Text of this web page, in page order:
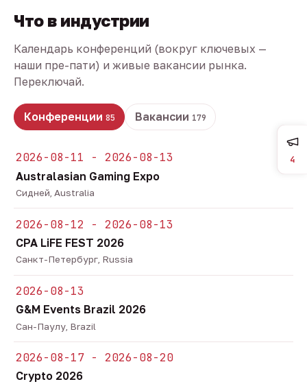
Что в индустрии
Календарь конференций (вокруг ключевых —
наши пре-пати) и живые вакансии рынка.
Переключай.
Конференции 85 Вакансии 179
2026-08-11 - 2026-08-13
Australasian Gaming Expo
Сидней, Australia
2026-08-12 - 2026-08-13
CPA LiFE FEST 2026
Санкт-Петербург, Russia
2026-08-13
G&M Events Brazil 2026
Сан-Паулу, Brazil
2026-08-17 - 2026-08-20
Crypto 2026
4